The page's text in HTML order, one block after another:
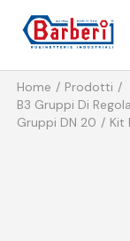
Home
Prodotti
B3 Gruppi Di
Gruppi DN 20
Kit